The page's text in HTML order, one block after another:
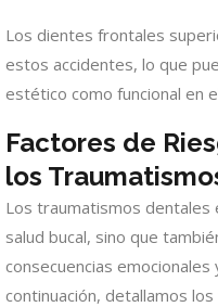
Los dientes frontales
estos accidentes, lo que
estético como funcional en
Factores de
los
Los traumatismos dentales
salud bucal, sino que
consecuencias
continuación, detallamos